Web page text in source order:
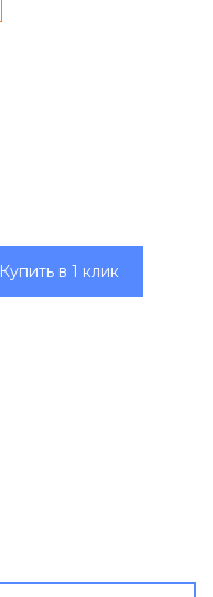
Купить в 1 клик